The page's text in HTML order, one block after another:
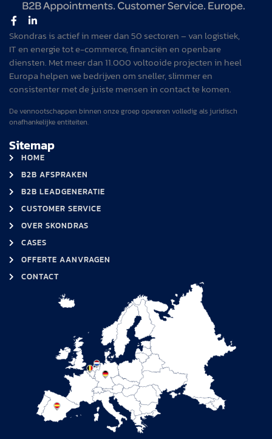
Skondras is actief in meer dan 50 sectoren – van logistiek,
IT en energie tot e-commerce, financiën en openbare
diensten. Met meer dan 11.000 voltooide projecten in heel
Europa helpen we bedrijven om sneller, slimmer en
consistenter met de juiste mensen in contact te komen.
De vennootschappen binnen onze groep opereren volledig als juridisch
onafhankelijke entiteiten.
Sitemap
HOME
B2B AFSPRAKEN
B2B LEADGENERATIE
CUSTOMER SERVICE
OVER SKONDRAS
CASES
OFFERTE AANVRAGEN
CONTACT